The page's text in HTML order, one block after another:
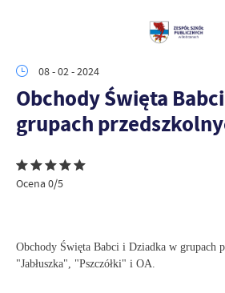
08 - 02 - 2024
Obchody Święta
grupach
Ocena 0/5
Obchody Święta Babci i Dziadka w grupach
"Jabłuszka", "Pszczółki" i OA.